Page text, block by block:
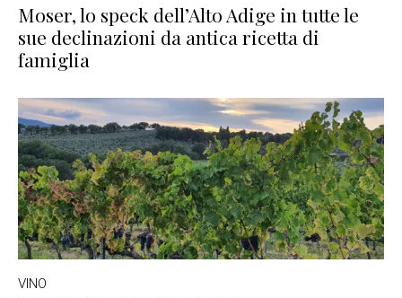
Moser, lo speck dell’Alto Adige in tutte le
sue declinazioni da antica ricetta di
famiglia
VINO